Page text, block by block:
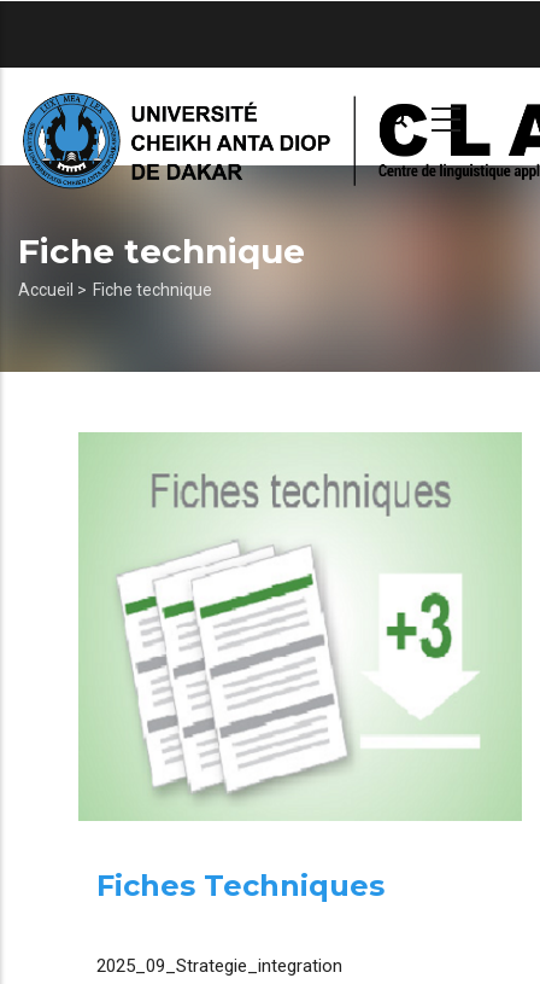
principal
Fiche technique
Fil
Accueil > Fiche technique
Fiches Techniques
2025_09_Strategie_integration